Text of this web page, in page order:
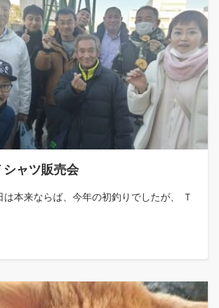
ャツ販売会
本来ならば、今年の初釣りでしたが、 Ｔ